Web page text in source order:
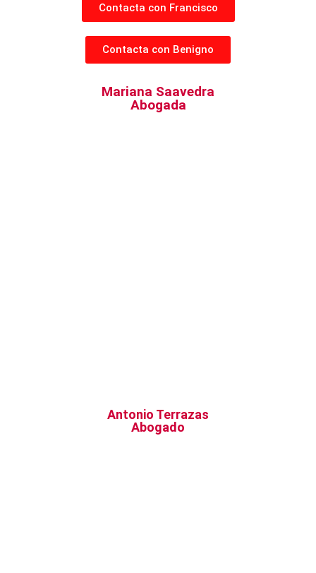
Contacta con Francisco
Contacta con Benigno
Mariana Saavedra
Abogada
Antonio Terrazas
Abogado